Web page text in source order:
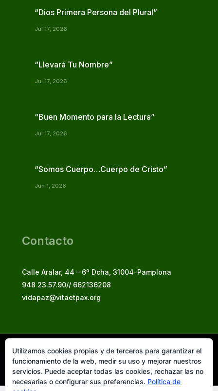
“Dios Primera Persona del Plural”
Jul 17, 2026
“Llevará Tu Nombre”
Jul 17, 2026
“Buen Momento para la Lectura”
Jul 17, 2026
“Somos Cuerpo…Cuerpo de Cristo”
Jun 1, 2026
Contacto
Calle Aralar, 44 – 6º Dcha, 31004-Pamplona
948 23.57.90// 662136208
vidapaz@vitaetpax.org
Vita et Pax, 2025
© Instituto Secular Vita et Pax in Christo Jesu
Utilizamos cookies propias y de terceros para garantizar el
funcionamiento de la web, medir su uso y mejorar nuestros
servicios. Puede aceptar todas las cookies, rechazar las no
necesarias o configurar sus preferencias. Política de